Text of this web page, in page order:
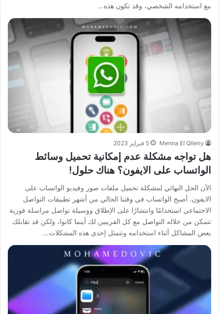
مع استخدامه الشخصي، وقد تكون هذه…
Menna El Qlleny 5 فبراير 2023
هل تواجه مشكلة عدم إمكانية تحميل وسائط
الواتساب على الايفون؟ هناك حلول!
الآن الحل النهائي لمشكلة تحميل ملفات صور وفيديو الواتساب على
الايفون. أصبح الواتساب في وقتنا الحالي من أشهر تطبيقات التواصل
الاجتماعي استخدامًا وانتشارًا على الإطلاق ووسيلة تواصل مراسلة فورية
تتمكن من خلاله التواصل مع كل القريبين لك أينما كانوا، ولكن قد تقابلك
بعض المشاكل أثناء استخدامه وتتمثل إحدى هذه المشكلات…